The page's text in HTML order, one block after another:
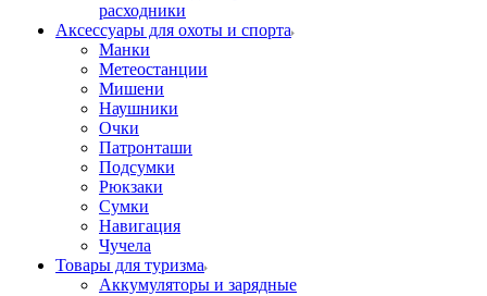
расходники
Аксессуары для охоты и спорта
Манки
Метеостанции
Мишени
Наушники
Очки
Патронташи
Подсумки
Рюкзаки
Сумки
Навигация
Чучела
Товары для туризма
Аккумуляторы и зарядные